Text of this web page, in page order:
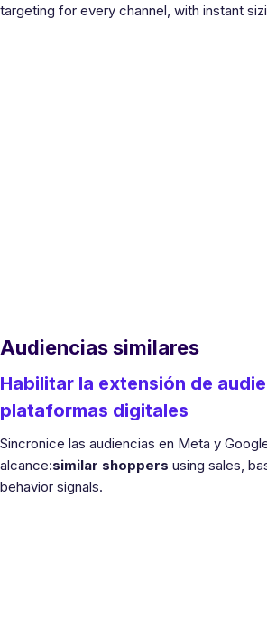
targeting for every channel, with instant
Audiencias similares
Habilitar la extensión de
plataformas digitales
Sincronice las audiencias en Meta y
alcance:similar shoppers using sales,
behavior signals.